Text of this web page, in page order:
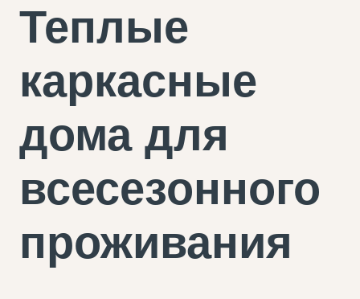
Теплые
каркасные
дома для
всесезонного
проживания